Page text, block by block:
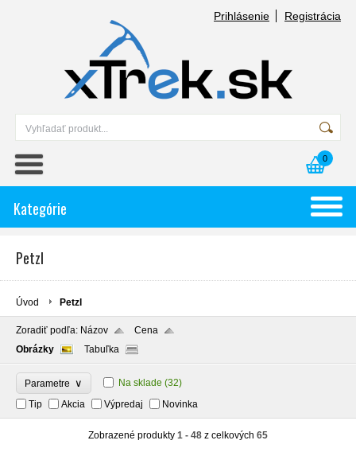
Prihlásenie Registrácia
0
Kategórie
Petzl
Úvod Petzl
Zoradiť podľa: Názov
Cena
Obrázky
Tabuľka
Parametre ∨ Na sklade (32)
Tip
Akcia Výpredaj Novinka
Zobrazené produkty 1 - 48 z celkových 65